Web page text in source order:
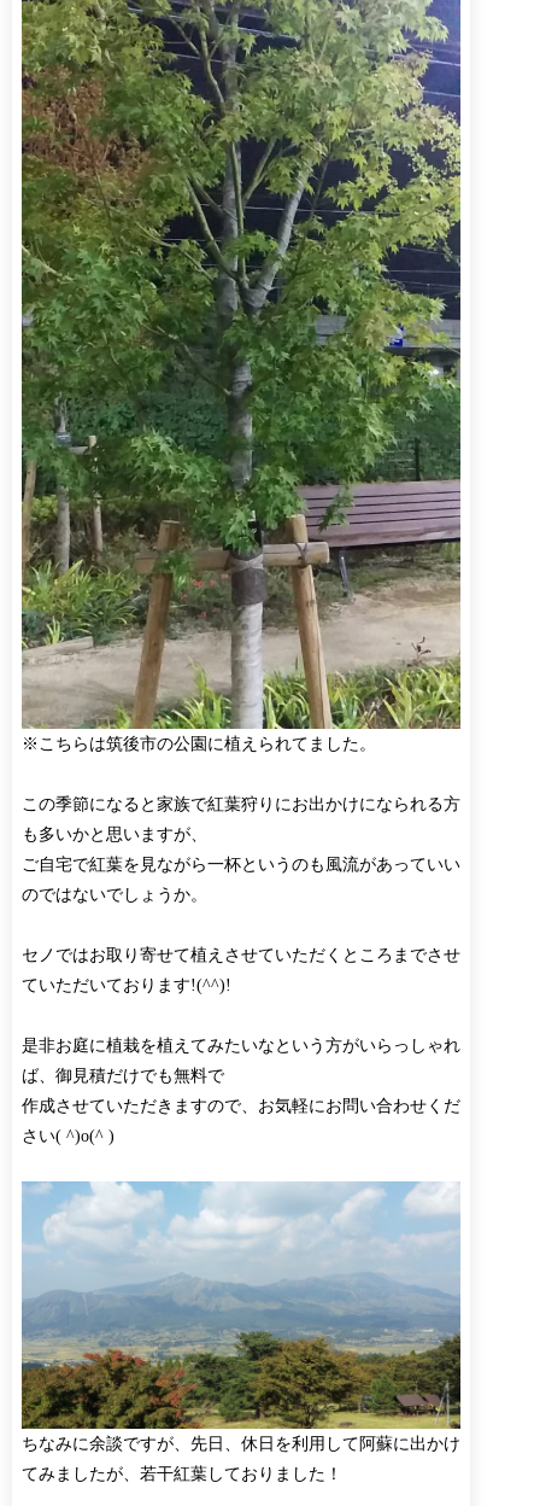
※こちらは筑後市の公園に植えられてました。
この季節になると家族で紅葉狩りにお出かけになられる方
も多いかと思いますが、
ご自宅で紅葉を見ながら一杯というのも風流があっていい
のではないでしょうか。
セノではお取り寄せて植えさせていただくところまでさせ
ていただいております!(^^)!
是非お庭に植栽を植えてみたいなという方がいらっしゃれ
ば、御見積だけでも無料で
作成させていただきますので、お気軽にお問い合わせくだ
さい( ^)o(^ )
ちなみに余談ですが、先日、休日を利用して阿蘇に出かけ
てみましたが、若干紅葉しておりました！